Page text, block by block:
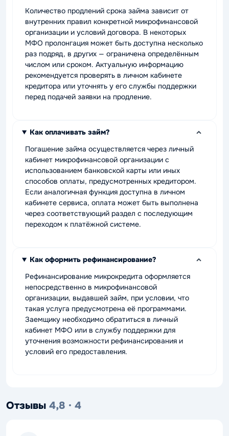
Количество продлений срока займа зависит от
внутренних правил конкретной микрофинансовой
организации и условий договора. В некоторых
МФО пролонгация может быть доступна несколько
раз подряд, в других — ограничена определённым
числом или сроком. Актуальную информацию
рекомендуется проверять в личном кабинете
кредитора или уточнять у его службы поддержки
перед подачей заявки на продление.
Как оплачивать займ?
Погашение займа осуществляется через личный
кабинет микрофинансовой организации с
использованием банковской карты или иных
способов оплаты, предусмотренных кредитором.
Если аналогичная функция доступна в личном
кабинете сервиса, оплата может быть выполнена
через соответствующий раздел с последующим
переходом к платёжной системе.
Как оформить рефинансирование?
Рефинансирование микрокредита оформляется
непосредственно в микрофинансовой
организации, выдавшей займ, при условии, что
такая услуга предусмотрена её программами.
Заемщику необходимо обратиться в личный
кабинет МФО или в службу поддержки для
уточнения возможности рефинансирования и
условий его предоставления.
Отзывы 4,8 · 4